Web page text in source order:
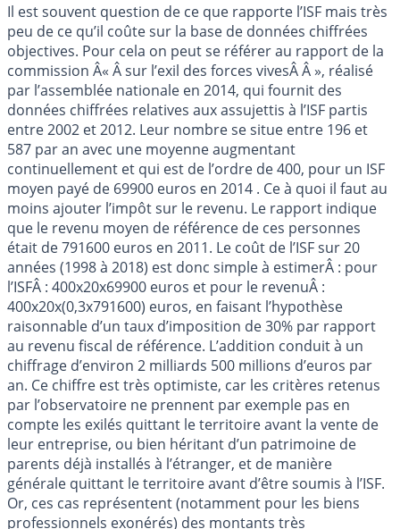
Il est souvent question de ce que rapporte l’ISF mais très
peu de ce qu’il coûte sur la base de données chiffrées
objectives. Pour cela on peut se référer au rapport de la
commission Â« Â sur l’exil des forces vivesÂ Â », réalisé
par l’assemblée nationale en 2014, qui fournit des
données chiffrées relatives aux assujettis à l’ISF partis
entre 2002 et 2012. Leur nombre se situe entre 196 et
587 par an avec une moyenne augmentant
continuellement et qui est de l’ordre de 400, pour un ISF
moyen payé de 69900 euros en 2014 . Ce à quoi il faut au
moins ajouter l’impôt sur le revenu. Le rapport indique
que le revenu moyen de référence de ces personnes
était de 791600 euros en 2011. Le coût de l’ISF sur 20
années (1998 à 2018) est donc simple à estimerÂ : pour
l’ISFÂ : 400x20x69900 euros et pour le revenuÂ :
400x20x(0,3x791600) euros, en faisant l’hypothèse
raisonnable d’un taux d’imposition de 30% par rapport
au revenu fiscal de référence. L’addition conduit à un
chiffrage d’environ 2 milliards 500 millions d’euros par
an. Ce chiffre est très optimiste, car les critères retenus
par l’observatoire ne prennent par exemple pas en
compte les exilés quittant le territoire avant la vente de
leur entreprise, ou bien héritant d’un patrimoine de
parents déjà installés à l’étranger, et de manière
générale quittant le territoire avant d’être soumis à l’ISF.
Or, ces cas représentent (notamment pour les biens
professionnels exonérés) des montants très